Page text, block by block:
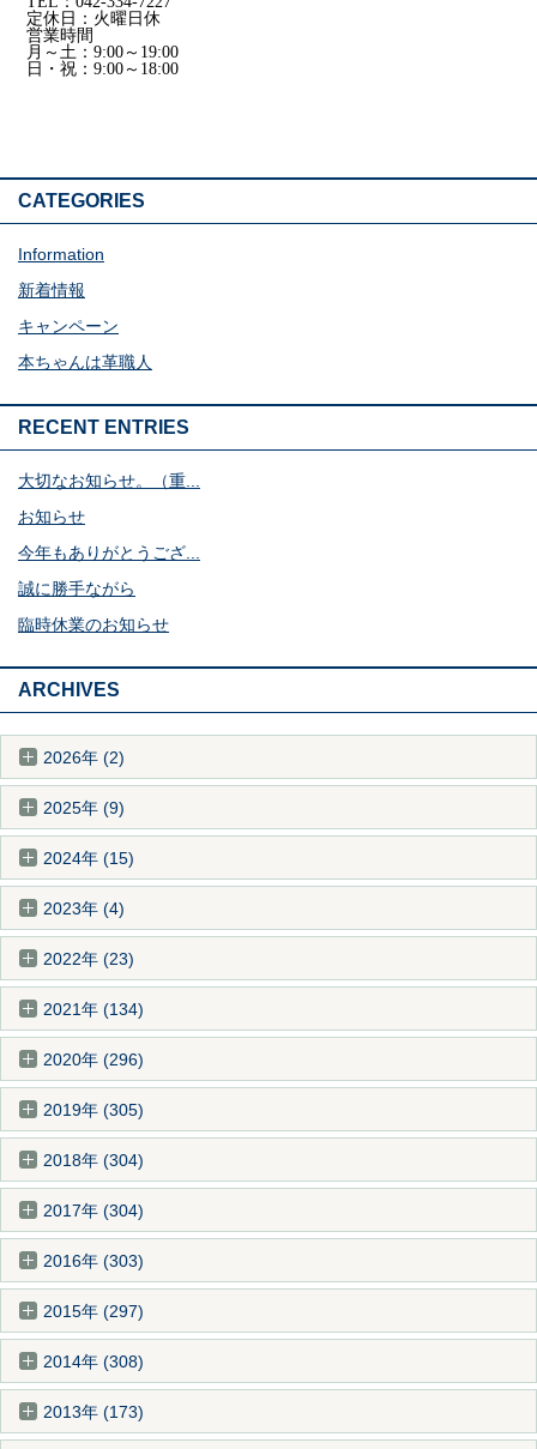
定休日：火曜日休
営業時間
月～土：9:00～19:00
日・祝：9:00～18:00
CATEGORIES
Information
新着情報
キャンペーン
本ちゃんは革職人
RECENT ENTRIES
大切なお知らせ。（重...
お知らせ
今年もありがとうござ...
誠に勝手ながら
臨時休業のお知らせ
ARCHIVES
2026年 (2)
2025年 (9)
2024年 (15)
2023年 (4)
2022年 (23)
2021年 (134)
2020年 (296)
2019年 (305)
2018年 (304)
2017年 (304)
2016年 (303)
2015年 (297)
2014年 (308)
2013年 (173)